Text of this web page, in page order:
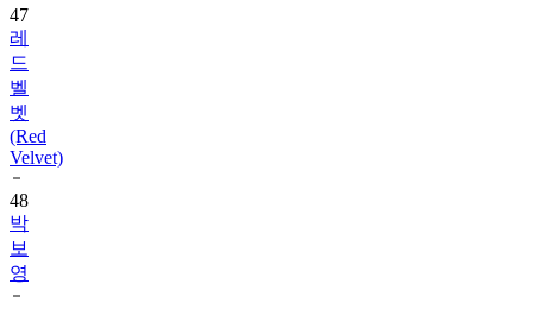
드
벨
벳
(Red
Velvet)
48
박
보
영
49
박